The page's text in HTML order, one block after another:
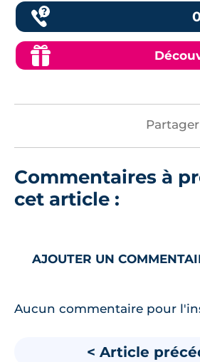
Commentaires à
cet article :
AJOUTER UN
Aucun commentaire pour
< Article